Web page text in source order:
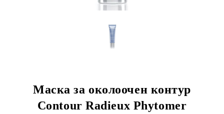
Маска за околоочен контур
Contour Radieux Phytomer